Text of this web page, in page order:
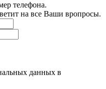
телефона.
на все Ваши вропросы.
данных в